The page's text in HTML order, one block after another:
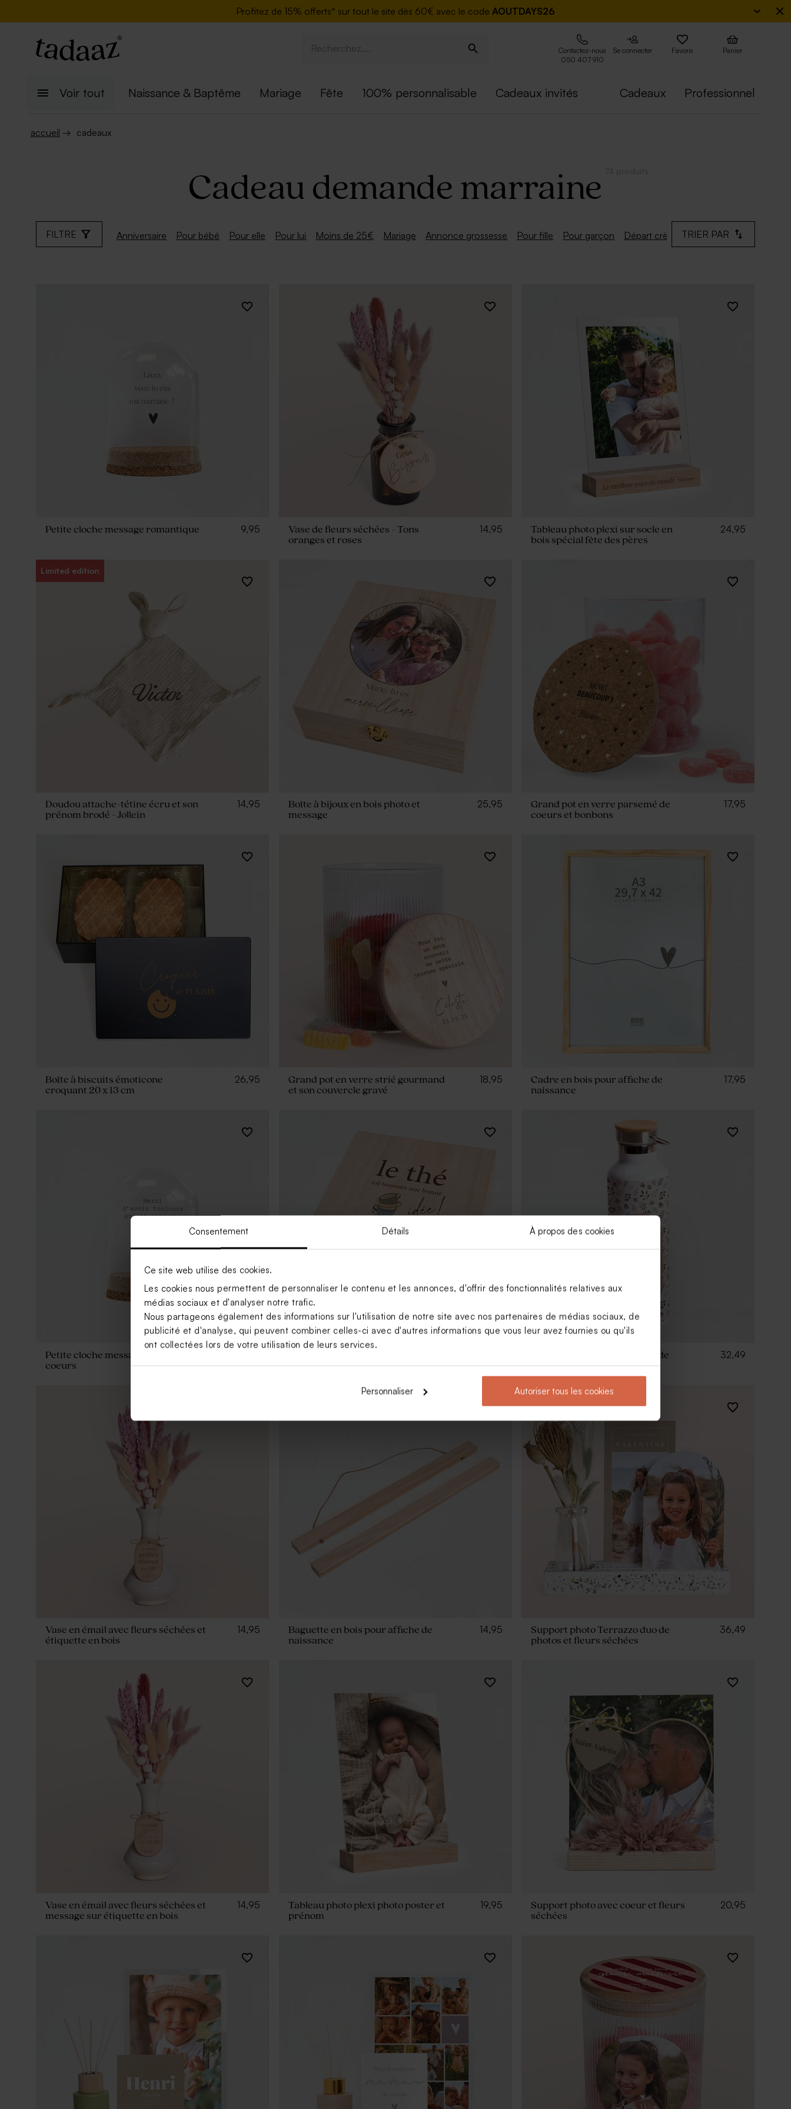
Consentement Détails À propos des cookies
Ce site web utilise des cookies.
Les cookies nous permettent de personnaliser le contenu et les annonces, d'offrir des fonctionnalités relatives aux
médias sociaux et d'analyser notre trafic.
Nous partageons également des informations sur l'utilisation de notre site avec nos partenaires de médias sociaux, de
publicité et d'analyse, qui peuvent combiner celles-ci avec d'autres informations que vous leur avez fournies ou qu'ils
ont collectées lors de votre utilisation de leurs services.
Personnaliser Autoriser tous les cookies
Profitez de 15% offerts* sur tout le site dès 60€ avec le code AOUTDAYS26
Contactez-nous
050 407 910
Se connecter Favoris Panier
Voir tout Naissance & Baptême Mariage Fête 100% personnalisable Cadeaux invités Cadeaux Professionnel
accueil → cadeaux
Cadeau demande marraine
FILTRE Anniversaire Pour bébé Pour elle Pour lui Moins de 25€ Mariage Annonce grossesse Pour fille Pour garçon Départ crèche Pour Mamie
TRIER PAR
Petite cloche message romantique 9,95
Vase de fleurs séchées - Tons
oranges et roses
14,95
Tableau photo plexi sur socle en
bois spécial fête des pères
24,95
Limited edition
Doudou attache-tétine écru et son
prénom brodé - Jollein
14,95
Boîte à bijoux en bois photo et
message
25,95
Grand pot en verre parsemé de
coeurs et bonbons
17,95
Boîte à biscuits émoticone
croquant 20 x 13 cm
26,95
Grand pot en verre strié gourmand
et son couvercle gravé
18,95
Cadre en bois pour affiche de
naissance
17,95
Petite cloche message personnel et
coeurs
Bouteille isotherme champs de
32,49
Vase en émail avec fleurs séchées et
étiquette en bois
14,95
Baguette en bois pour affiche de
naissance
14,95
Support photo Terrazzo duo de
photos et fleurs séchées
36,49
Vase en émail avec fleurs séchées et
message sur étiquette en bois
14,95
Tableau photo plexi photo poster et
prénom
19,95
Support photo avec coeur et fleurs
séchées
20,95